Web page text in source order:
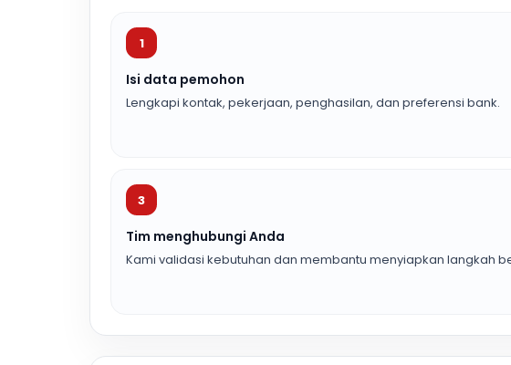
1
Isi data pemohon
Lengkapi kontak, pekerjaan, penghasilan, dan preferensi bank.
3
Tim menghubungi Anda
Kami validasi kebutuhan dan membantu menyiapkan langkah